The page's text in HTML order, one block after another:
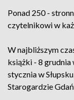
Ponad 250 -
czytelnikowi w
W najbliższym
książki - 8 grudnia
stycznia w
Starogardzie